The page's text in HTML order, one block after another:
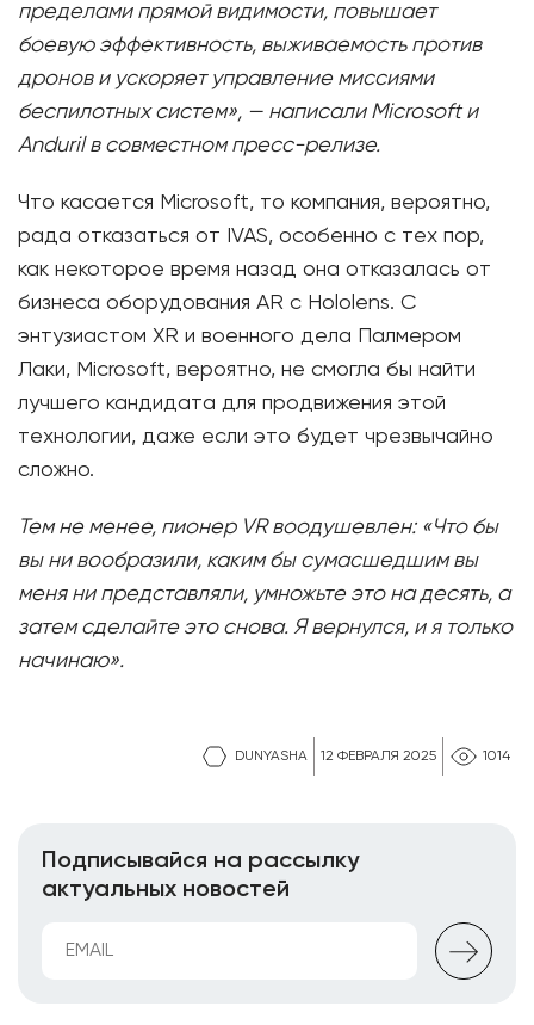
DUNYASHA 12 ФЕВРАЛЯ 2025 1014
пределами прямой видимости, повышает
боевую эффективность, выживаемость против
дронов и ускоряет управление миссиями
беспилотных систем», — написали Microsoft и
Anduril в совместном пресс-релизе.
Что касается Microsoft, то компания, вероятно,
рада отказаться от IVAS, особенно с тех пор,
как некоторое время назад она отказалась от
бизнеса оборудования AR с Hololens. С
энтузиастом XR и военного дела Палмером
Лаки, Microsoft, вероятно, не смогла бы найти
лучшего кандидата для продвижения этой
технологии, даже если это будет чрезвычайно
сложно.
Тем не менее, пионер VR воодушевлен: «Что бы
вы ни вообразили, каким бы сумасшедшим вы
меня ни представляли, умножьте это на десять, а
затем сделайте это снова. Я вернулся, и я только
начинаю».
Подписывайся на рассылку
актуальных новостей